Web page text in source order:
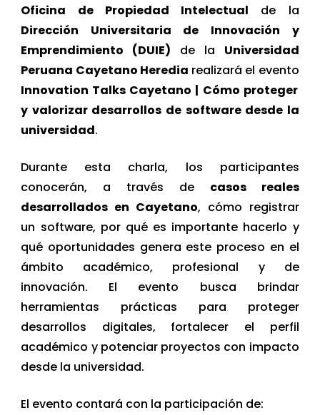
Oficina de Propiedad Intelectual de la
Dirección Universitaria de Innovación y
Emprendimiento (DUIE) de la Universidad
Peruana Cayetano Heredia realizará el evento
Innovation Talks Cayetano | Cómo proteger
y valorizar desarrollos de software desde la
universidad.
Durante esta charla, los participantes
conocerán, a través de casos reales
desarrollados en Cayetano, cómo registrar
un software, por qué es importante hacerlo y
qué oportunidades genera este proceso en el
ámbito académico, profesional y de
innovación. El evento busca brindar
herramientas prácticas para proteger
desarrollos digitales, fortalecer el perfil
académico y potenciar proyectos con impacto
desde la universidad.
El evento contará con la participación de: